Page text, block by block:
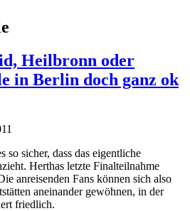
Heilbronn oder
in Berlin doch ganz ok
so sicher, dass das eigentliche
Herthas letzte Finalteilnahme
anreisenden Fans können sich also
aneinander gewöhnen, in der
friedlich.